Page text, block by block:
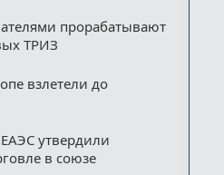
прорабатывают
ТРИЗ
взлетели до
утвердили
в союзе